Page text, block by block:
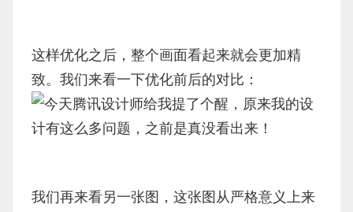
这样优化之后，整个画面看起来就会更加精
致。我们来看一下优化前后的对比：
我们再来看另一张图，这张图从严格意义上来